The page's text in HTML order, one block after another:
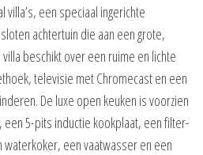
villa’s, een speciaal ingerichte
achtertuin die aan een grote,
beschikt over een ruime en lichte
televisie met Chromecast en een
De luxe open keuken is voorzien
een 5-pits inductie kookplaat, een filter-
een vaatwasser en een